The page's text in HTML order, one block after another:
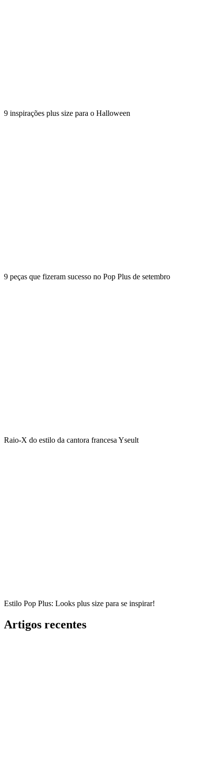
9 inspirações plus size para o Halloween
9 peças que fizeram sucesso no Pop Plus de setembro
Raio-X do estilo da cantora francesa Yseult
Estilo Pop Plus: Looks plus size para se inspirar!
Artigos recentes